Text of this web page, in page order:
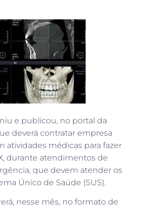
e publicou, no portal da
deverá contratar empresa
atividades médicas para fazer
durante atendimentos de
que devem atender os
Único de Saúde (SUS).
nesse mês, no formato de